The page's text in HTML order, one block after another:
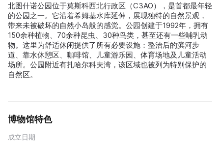
北图什诺公园位于莫斯科西北行政区（СЗАО），是首都最年轻
的公园之一。它沿着希姆基水库延伸，展现独特的自然景观，
带来未被破坏的自然小岛般的感觉。公园创建于1992年，拥有
150余种植物、70余种昆虫、30种鸟类，甚至还有一些哺乳动
物。这里为舒适休闲提供了所有必要设施：整治后的滨河步
道、靠水休憩区、咖啡馆、儿童游乐园、体育场地及儿童活动
场所。公园附近有扎哈尔科夫湾，该区域也被列为特别保护的
自然区。
博物馆特色
成立日期